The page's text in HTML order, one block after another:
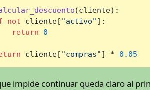
(cliente):
not cliente[ "activo" ]:
return
0
cliente[ "compras" ] * 0.05
impide continuar queda claro al